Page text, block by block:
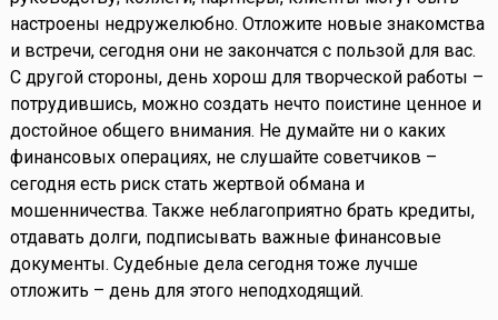
настроены недружелюбно. Отложите новые знакомства
и встречи, сегодня они не закончатся с пользой для вас.
С другой стороны, день хорош для творческой работы –
потрудившись, можно создать нечто поистине ценное и
достойное общего внимания. Не думайте ни о каких
финансовых операциях, не слушайте советчиков –
сегодня есть риск стать жертвой обмана и
мошенничества. Также неблагоприятно брать кредиты,
отдавать долги, подписывать важные финансовые
документы. Судебные дела сегодня тоже лучше
отложить – день для этого неподходящий.